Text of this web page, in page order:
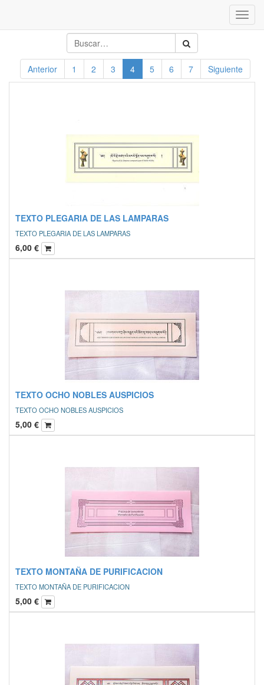
Anterior 1 2 3 4 5 6 7 Siguiente
TEXTO PLEGARIA DE LAS LAMPARAS
TEXTO PLEGARIA DE LAS LAMPARAS
6,00 €
TEXTO OCHO NOBLES AUSPICIOS
TEXTO OCHO NOBLES AUSPICIOS
5,00 €
TEXTO MONTAÑA DE PURIFICACION
TEXTO MONTAÑA DE PURIFICACION
5,00 €